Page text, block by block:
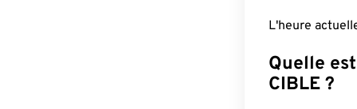
L'heure
Quelle
CIBLE ?